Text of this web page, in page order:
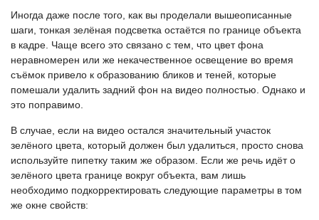
Иногда даже после того, как вы проделали вышеописанные
шаги, тонкая зелёная подсветка остаётся по границе объекта
в кадре. Чаще всего это связано с тем, что цвет фона
неравномерен или же некачественное освещение во время
съёмок привело к образованию бликов и теней, которые
помешали удалить задний фон на видео полностью. Однако и
это поправимо.
В случае, если на видео остался значительный участок
зелёного цвета, который должен был удалиться, просто снова
используйте пипетку таким же образом. Если же речь идёт о
зелёного цвета границе вокруг объекта, вам лишь
необходимо подкорректировать следующие параметры в том
же окне свойств: